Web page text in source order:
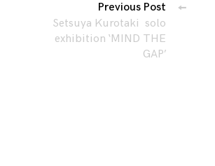
ー
シ
Previous Post
Setsuya Kurotaki solo
exhibition ‘MIND THE
GAP’